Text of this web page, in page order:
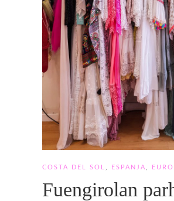
COSTA DEL SOL ESPANJA
Fuengirolan